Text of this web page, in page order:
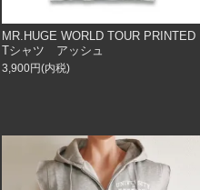
MR.HUGE WORLD TOUR PRINTED
Tシャツ アッシュ
3,900円(内税)